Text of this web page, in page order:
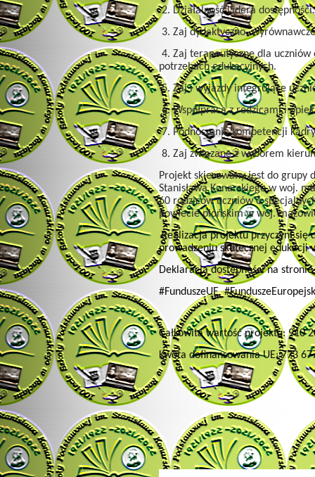
2. Działalność Lidera dostępności.
3. Zaj dydaktyczno-
4. Zaj terapeutyczne dla
potrzebach edukacyjnych.
5. Zaj i wyjazdy integrujące
6. Współpraca z rodzicami i
7. Podnoszenie kompetencji
8. Zaj związane z wyborem
Projekt skierowany jest do grupy
Stanisława Konarskiego w woj.
60 rodziców uczniów o
powiecie płońskim w woj.
Realizacja projektu przyczyni się
prowadzeniu skutecznej edukacji
Deklaracja dostępności na stronie
#FunduszeUE
Całkowita wartość projektu: 910
Kwota dofinansowania UE: 773